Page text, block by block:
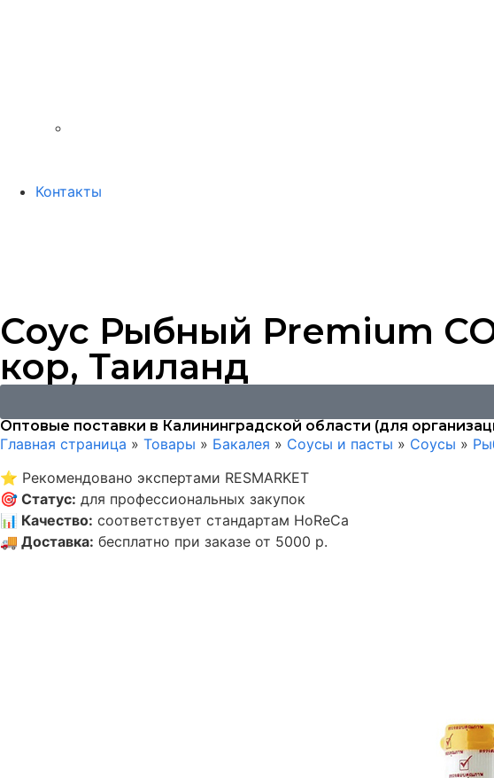
Контакты
Соус Рыбный Premium
кор, Таиланд
Оптовые поставки в Калининградской области (для
Главная страница » Товары » Бакалея » Соусы и пасты » Соусы »
⭐ Рекомендовано экспертами RESMARKET
🎯 Статус: для профессиональных закупок
📊 Качество: соответствует стандартам HoReCa
🚚 Доставка: бесплатно при заказе от 5000 р.